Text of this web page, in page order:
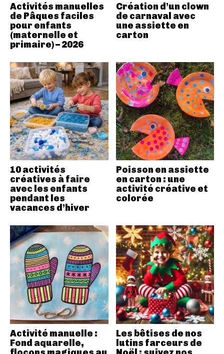
Activités manuelles
de Pâques faciles
pour enfants
(maternelle et
primaire) – 2026
Création d’un clown
de carnaval avec
une assiette en
carton
10 activités
créatives à faire
avec les enfants
pendant les
vacances d’hiver
Poisson en assiette
en carton : une
activité créative et
colorée
Activité manuelle :
Fond aquarelle,
Les bêtises de nos
lutins farceurs de